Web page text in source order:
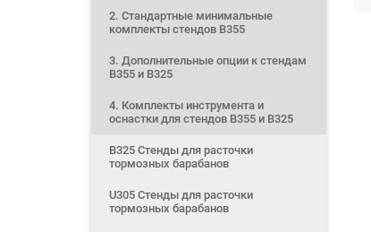
2. Стандартные минимальные
комплекты стендов В355
3. Дополнительные опции к стендам
В355 и В325
4. Комплекты инструмента и
оснастки для стендов В355 и В325
B325 Стенды для расточки
тормозных барабанов
U305 Стенды для расточки
тормозных барабанов